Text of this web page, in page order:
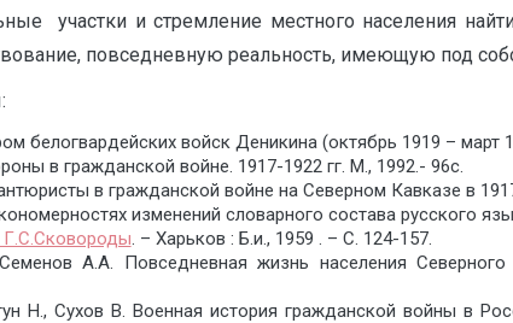
участки и стремление местного населения
повседневную реальность, имеющую под
белогвардейских войск Деникина (октябрь 1919 – март
в гражданской войне. 1917-1922 гг. М., 1992.- 96с.
в гражданской войне на Северном Кавказе в
изменений словарного состава русского
Г.С.Сковороды. – Харьков : Б.и., 1959 . – С. 124-157.
А.А. Повседневная жизнь населения
Н., Сухов В. Военная история гражданской войны в